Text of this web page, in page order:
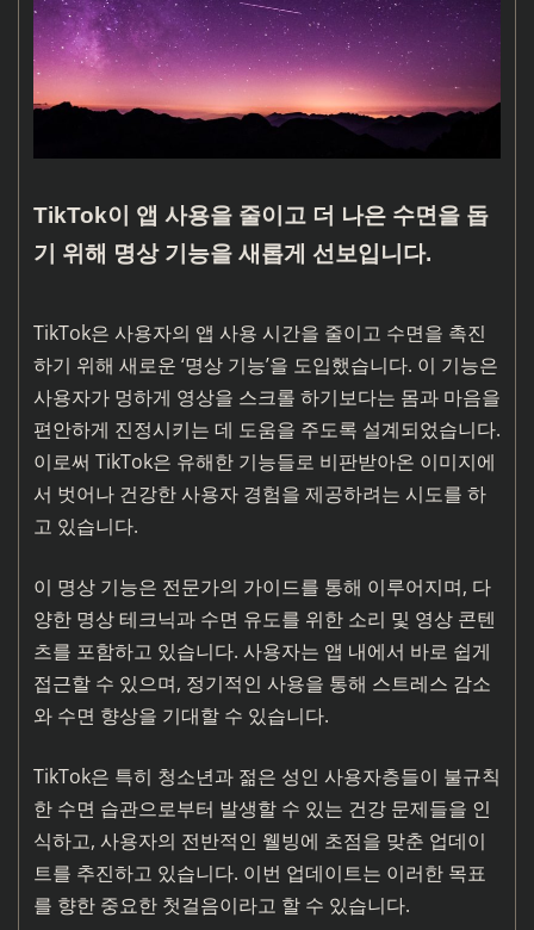
TikTok이 앱 사용을 줄이고 더 나은 수면을 돕
기 위해 명상 기능을 새롭게 선보입니다.
TikTok은 사용자의 앱 사용 시간을 줄이고 수면을 촉진
하기 위해 새로운 ‘명상 기능’을 도입했습니다. 이 기능은
사용자가 멍하게 영상을 스크롤 하기보다는 몸과 마음을
편안하게 진정시키는 데 도움을 주도록 설계되었습니다.
이로써 TikTok은 유해한 기능들로 비판받아온 이미지에
서 벗어나 건강한 사용자 경험을 제공하려는 시도를 하
고 있습니다.
이 명상 기능은 전문가의 가이드를 통해 이루어지며, 다
양한 명상 테크닉과 수면 유도를 위한 소리 및 영상 콘텐
츠를 포함하고 있습니다. 사용자는 앱 내에서 바로 쉽게
접근할 수 있으며, 정기적인 사용을 통해 스트레스 감소
와 수면 향상을 기대할 수 있습니다.
TikTok은 특히 청소년과 젊은 성인 사용자층들이 불규칙
한 수면 습관으로부터 발생할 수 있는 건강 문제들을 인
식하고, 사용자의 전반적인 웰빙에 초점을 맞춘 업데이
트를 추진하고 있습니다. 이번 업데이트는 이러한 목표
를 향한 중요한 첫걸음이라고 할 수 있습니다.